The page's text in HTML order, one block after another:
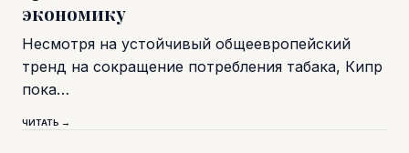
экономику
Несмотря на устойчивый общеевропейский
тренд на сокращение потребления табака, Кипр
пока…
ЧИТАТЬ →